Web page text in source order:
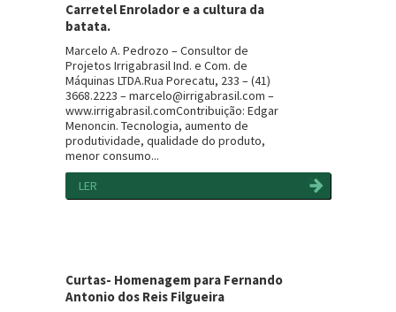
Carretel Enrolador e a cultura da
batata.
Marcelo A. Pedrozo – Consultor de
Projetos Irrigabrasil Ind. e Com. de
Máquinas LTDA.Rua Porecatu, 233 – (41)
3668.2223 – marcelo@irrigabrasil.com –
www.irrigabrasil.comContribuição: Edgar
Menoncin. Tecnologia, aumento de
produtividade, qualidade do produto,
menor consumo...
LER
Curtas- Homenagem para Fernando
Antonio dos Reis Filgueira